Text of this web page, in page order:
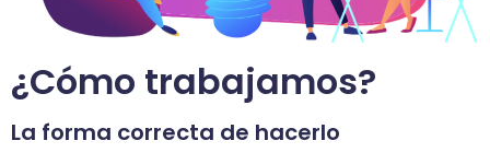
¿Cómo trabajamos?
La forma correcta de hacerlo